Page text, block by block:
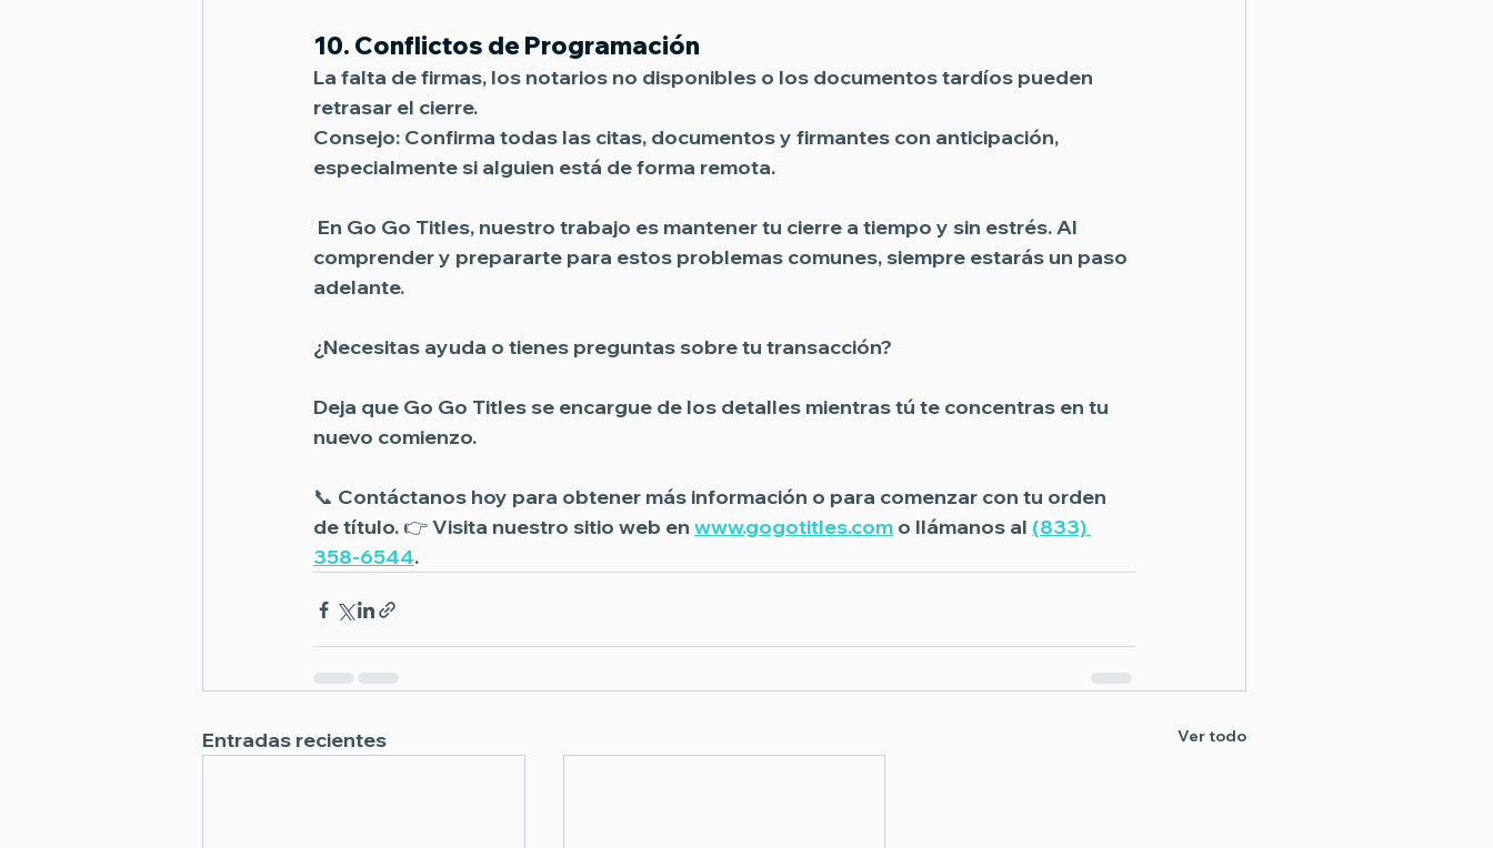
10. Conflictos de Programación
La falta de firmas, los notarios no disponibles o los documentos tardíos pueden
retrasar el cierre.
Consejo: Confirma todas las citas, documentos y firmantes con anticipación,
especialmente si alguien está de forma remota.
En Go Go Titles, nuestro trabajo es mantener tu cierre a tiempo y sin estrés. Al
comprender y prepararte para estos problemas comunes, siempre estarás un paso
adelante.
¿Necesitas ayuda o tienes preguntas sobre tu transacción?
Deja que Go Go Titles se encargue de los detalles mientras tú te concentras en tu
nuevo comienzo.
📞 Contáctanos hoy para obtener más información o para comenzar con tu orden
de título. 👉 Visita nuestro sitio web en www.gogotitles.com o llámanos al (833)
358-6544.
Entradas recientes Ver todo